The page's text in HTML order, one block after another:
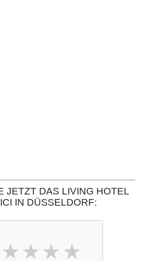
JETZT DAS LIVING HOTEL
IN DÜSSELDORF: